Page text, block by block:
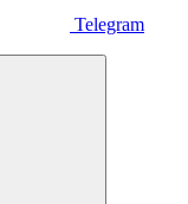
Telegram